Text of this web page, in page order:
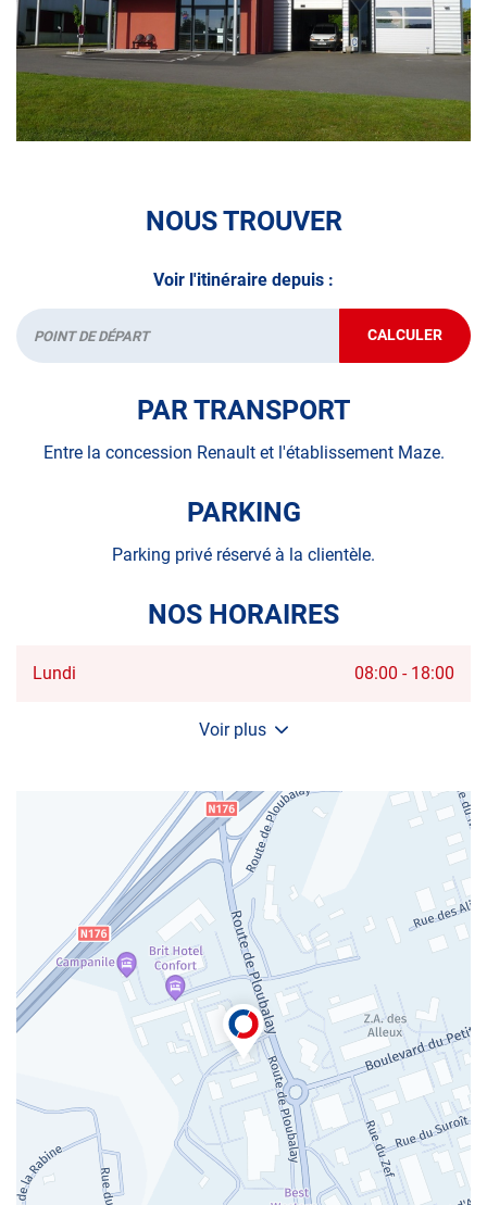
demandez un RDV dans votre centre Autosur avant de
partir en voyage.
A très bientôt chez AUTOSUR TADEN.
NOUS TROUVER
Voir l'itinéraire depuis :
Départ CALCULER
JUSQU'AU
POINT
/
TADEN
PAR TRANSPORT
Entre la concession Renault et l'établissement Maze.
PARKING
Parking privé réservé à la clientèle.
NOS HORAIRES
Horaires
Lundi 08:00 - 18:00
Voir plus
et
d'ouverture
du
centre
AUTOSUR
DINAN
/
TADEN